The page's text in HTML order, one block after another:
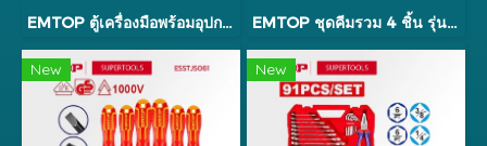
EMTOP ตู้เครื่องมือพร้อมอุปกรณ์ 444 ชิ้น รุ่น EMTOP2459 EMTOP ชุดคีมรวม 4 ชิ้น รุ่น EHTSV01P04
New New